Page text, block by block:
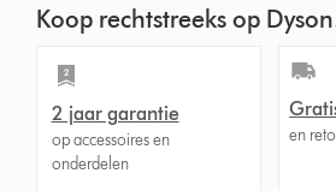
Koop rechtstreeks op
2 jaar garantie
op accessoires en
onderdelen
en